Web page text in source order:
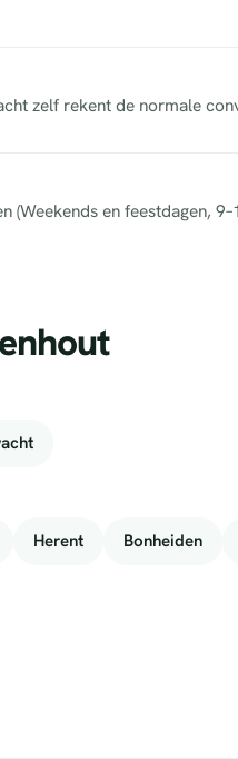
zelf rekent de normale
en feestdagen,
Herent Bonheiden